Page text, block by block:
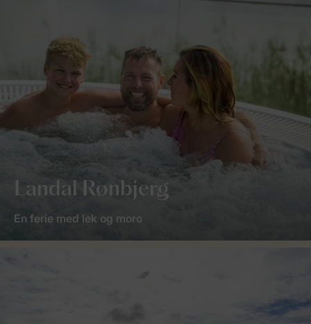
Landal Rønbjerg
En ferie med lek og moro